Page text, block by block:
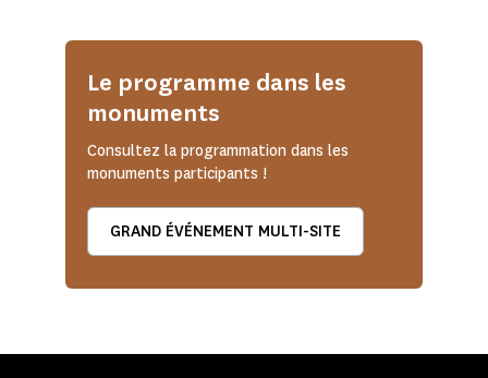
Le programme dans les
monuments
Consultez la programmation dans les
monuments participants !
GRAND ÉVÉNEMENT MULTI-SITE